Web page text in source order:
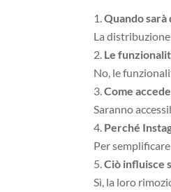
Quando
La
Le
No, le
Come
Saranno
Perché
Per
Ciò influisce
Sì, la loro